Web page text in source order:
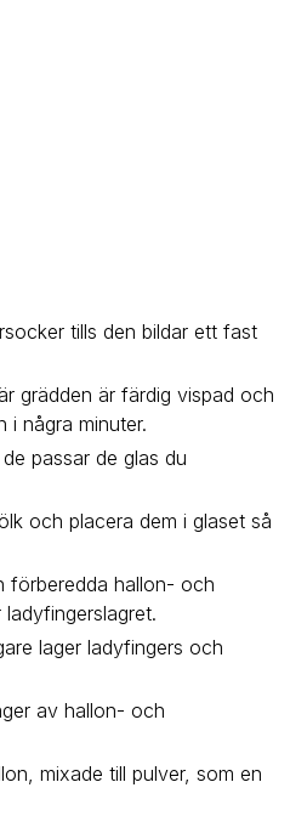
tills den bildar ett fast
grädden är färdig vispad och
i några minuter.
passar de glas du
och placera dem i glaset så
förberedda hallon- och
lager ladyfingers och
av hallon- och
mixade till pulver, som en